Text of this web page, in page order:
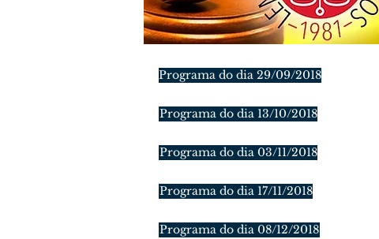
Programa do dia 29/09/2018
Programa do dia 13/10/2018
Programa do dia 03/11/2018
Programa do dia 17/11/2018
Programa do dia 08/12/2018